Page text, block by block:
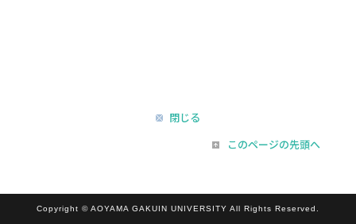
閉じる
このページの先頭へ
Copyright © AOYAMA GAKUIN UNIVERSITY All Rights Reserved.